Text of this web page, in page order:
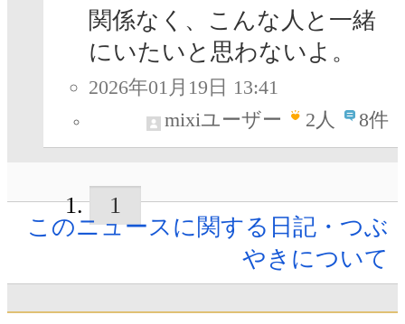
関係なく、こんな人と一緒
にいたいと思わないよ。
2026年01月19日 13:41
mixiユーザー
2人 8件
1
このニュースに関する日記・つぶ
やきについて